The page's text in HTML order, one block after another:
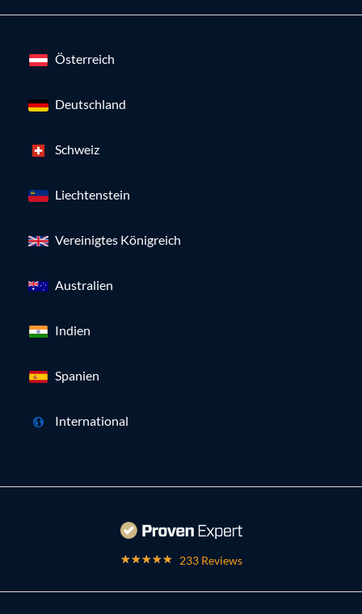
Österreich
Deutschland
Schweiz
Liechtenstein
Vereinigtes Königreich
Australien
Indien
Spanien
International
233 Reviews